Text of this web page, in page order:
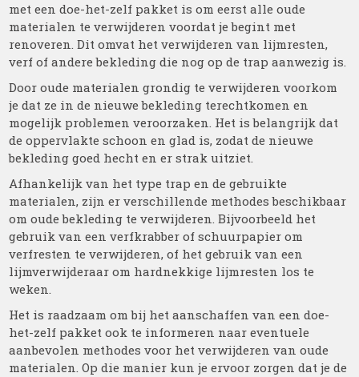
met een doe-het-zelf pakket is om eerst alle oude
materialen te verwijderen voordat je begint met
renoveren. Dit omvat het verwijderen van lijmresten,
verf of andere bekleding die nog op de trap aanwezig is.
Door oude materialen grondig te verwijderen voorkom
je dat ze in de nieuwe bekleding terechtkomen en
mogelijk problemen veroorzaken. Het is belangrijk dat
de oppervlakte schoon en glad is, zodat de nieuwe
bekleding goed hecht en er strak uitziet.
Afhankelijk van het type trap en de gebruikte
materialen, zijn er verschillende methodes beschikbaar
om oude bekleding te verwijderen. Bijvoorbeeld het
gebruik van een verfkrabber of schuurpapier om
verfresten te verwijderen, of het gebruik van een
lijmverwijderaar om hardnekkige lijmresten los te
weken.
Het is raadzaam om bij het aanschaffen van een doe-
het-zelf pakket ook te informeren naar eventuele
aanbevolen methodes voor het verwijderen van oude
materialen. Op die manier kun je ervoor zorgen dat je de